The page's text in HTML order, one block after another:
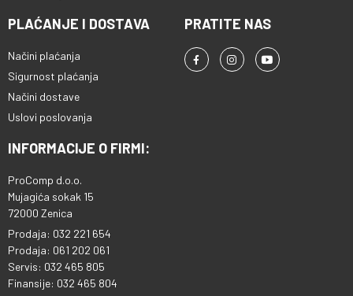
PLAĆANJE I DOSTAVA
Načini plaćanja
Sigurnost plaćanja
Načini dostave
Uslovi poslovanja
PRATITE NAS
INFORMACIJE O FIRMI:
ProComp d.o.o.
Mujagića sokak 15
72000 Zenica
Prodaja: 032 221 654
Prodaja: 061 202 061
Servis: 032 465 805
Finansije: 032 465 804